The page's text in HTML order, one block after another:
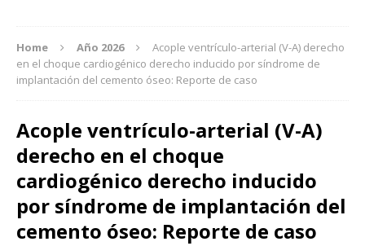
Home Año 2026
Acople ventrículo-arterial (V-A) derecho
en el choque cardiogénico derecho inducido por síndrome de
implantación del cemento óseo: Reporte de caso
Acople ventrículo-arterial (V-A)
derecho en el choque
cardiogénico derecho inducido
por síndrome de implantación del
cemento óseo: Reporte de caso